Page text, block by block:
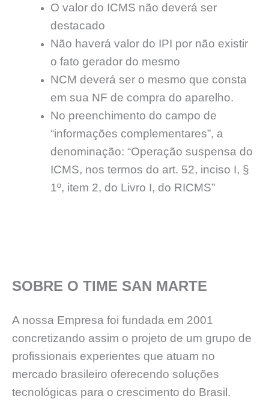
O valor do ICMS não deverá ser
destacado
Não haverá valor do IPI por não existir
o fato gerador do mesmo
NCM deverá ser o mesmo que consta
em sua NF de compra do aparelho.
No preenchimento do campo de
“informações complementares”, a
denominação: “Operação suspensa do
ICMS, nos termos do art. 52, inciso I, §
1º, item 2, do Livro I, do RICMS”
SOBRE O TIME SAN MARTE
A nossa Empresa foi fundada em 2001
concretizando assim o projeto de um grupo de
profissionais experientes que atuam no
mercado brasileiro oferecendo soluções
tecnológicas para o crescimento do Brasil.